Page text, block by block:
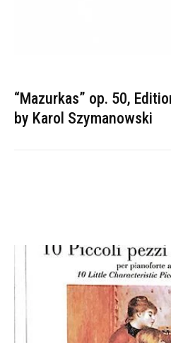
“Mazurkas” op. 50,
by Karol Szymanowski